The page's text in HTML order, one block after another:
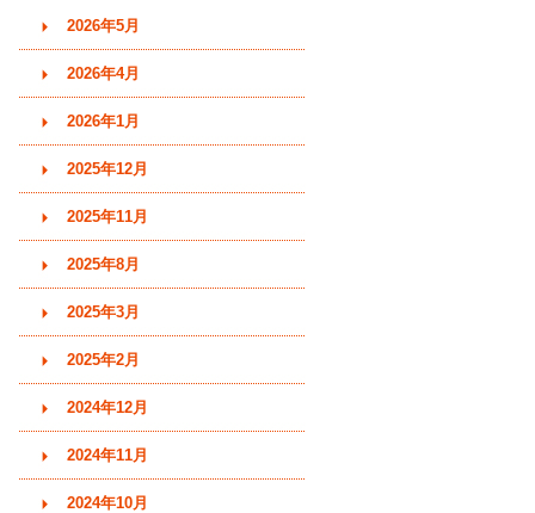
2026年5月
2026年4月
2026年1月
2025年12月
2025年11月
2025年8月
2025年3月
2025年2月
2024年12月
2024年11月
2024年10月